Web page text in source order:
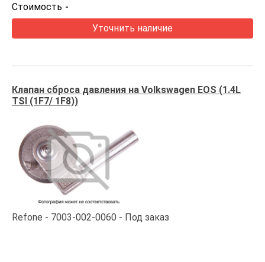
Стоимость -
Уточнить наличие
Клапан сброса давления на Volkswagen EOS (1.4L
TSI (1F7/ 1F8))
Refone 7003-002-0060 Под заказ